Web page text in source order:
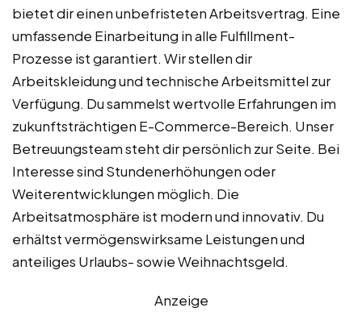
bietet dir einen unbefristeten Arbeitsvertrag. Eine
umfassende Einarbeitung in alle Fulfillment-
Prozesse ist garantiert. Wir stellen dir
Arbeitskleidung und technische Arbeitsmittel zur
Verfügung. Du sammelst wertvolle Erfahrungen im
zukunftsträchtigen E-Commerce-Bereich. Unser
Betreuungsteam steht dir persönlich zur Seite. Bei
Interesse sind Stundenerhöhungen oder
Weiterentwicklungen möglich. Die
Arbeitsatmosphäre ist modern und innovativ. Du
erhältst vermögenswirksame Leistungen und
anteiliges Urlaubs- sowie Weihnachtsgeld.
Anzeige